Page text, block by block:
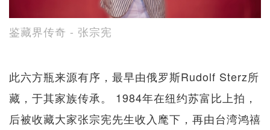
鉴藏界传奇 - 张宗宪
此六方瓶来源有序，最早由俄罗斯Rudolf Sterz所
藏，于其家族传承。 1984年在纽约苏富比上拍，
后被收藏大家张宗宪先生收入麾下，再由台湾鸿禧